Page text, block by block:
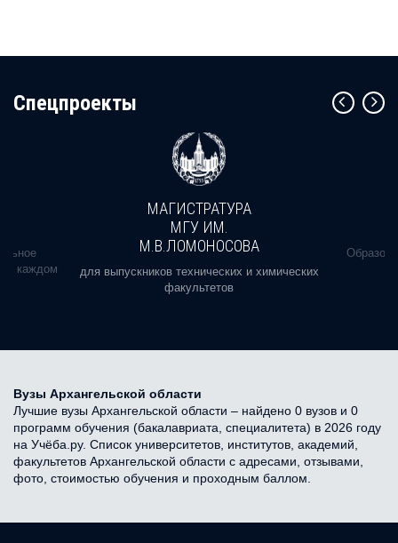
Cпецпроекты
в каждом
МАГИСТРАТУРА
МГУ ИМ.
М.В.ЛОМОНОСОВА
для выпускников технических и химических
факультетов
Вузы Архангельской области
Лучшие вузы Архангельской области – найдено 0 вузов и 0
программ обучения (бакалавриата, специалитета) в 2026 году
на Учёба.ру. Список университетов, институтов, академий,
факультетов Архангельской области с адресами, отзывами,
фото, стоимостью обучения и проходным баллом.